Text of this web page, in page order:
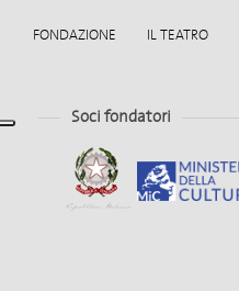
FONDAZIONE IL TEATRO
Soci fondatori